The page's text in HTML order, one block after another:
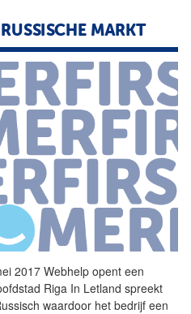
MARKT
2017 Webhelp opent een
Riga In Letland spreekt
waardoor het bedrijf een